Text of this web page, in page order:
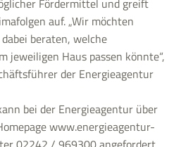
auf. „Wir möchten
beraten, welche
jeweiligen Haus passen könnte“,
der Energieagentur
bei der Energieagentur über
www.energieagentur-